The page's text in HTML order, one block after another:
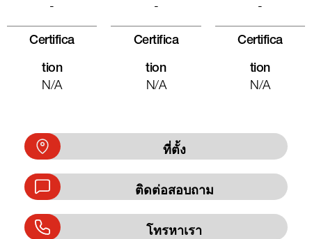
-
Certifica
Tion
N/A
-
Certifica
Tion
N/A
-
Certifica
Tion
N/A
ที่ตั้ง
ติดต่อสอบถาม
โทรหาเรา